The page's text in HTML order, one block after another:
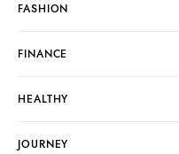
FASHION
FINANCE
HEALTHY
JOURNEY